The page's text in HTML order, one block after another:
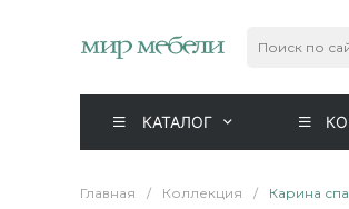
КАТАЛОГ
Главная / Коллекция / Карина